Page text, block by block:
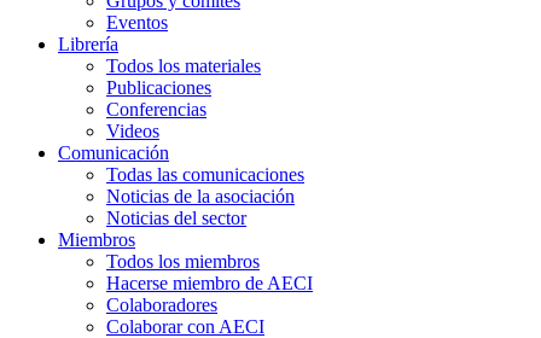
Eventos
Librería
Todos los materiales
Publicaciones
Conferencias
Videos
Comunicación
Todas las comunicaciones
Noticias de la asociación
Noticias del sector
Miembros
Todos los miembros
Hacerse miembro de AECI
Colaboradores
Colaborar con AECI